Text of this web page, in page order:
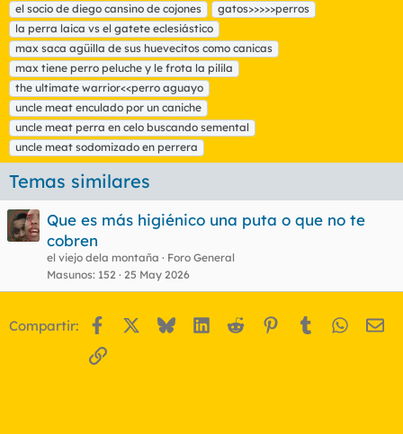
el socio de diego cansino de cojones
gatos>>>>>perros
la perra laica vs el gatete eclesiástico
max saca agüilla de sus huevecitos como canicas
max tiene perro peluche y le frota la pilila
the ultimate warrior<<perro aguayo
uncle meat enculado por un caniche
uncle meat perra en celo buscando semental
uncle meat sodomizado en perrera
Temas similares
Que es más higiénico una puta o que no te
cobren
el viejo dela montaña
Foro General
Masunos 152 25 May 2026
Compartir: Facebook BlueskyLinkedIn
Reddit Pinterest
Tumblr
Enlace